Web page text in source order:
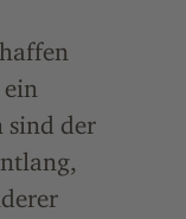
sind der